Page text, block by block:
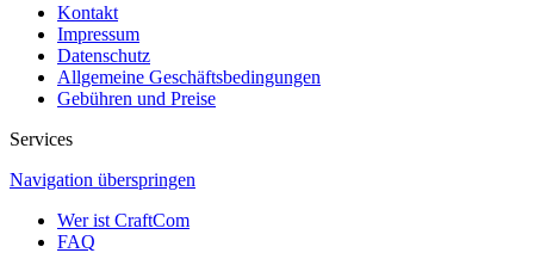
Kontakt
Impressum
Datenschutz
Allgemeine Geschäftsbedingungen
Gebühren und Preise
Services
Navigation überspringen
Wer ist CraftCom
FAQ